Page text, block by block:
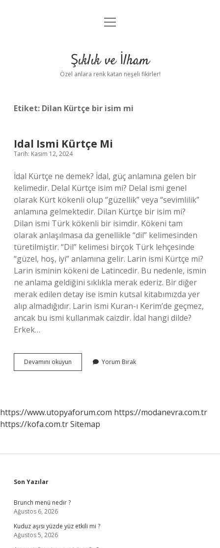
Anasayfa
Yasal Uyarı
menüyü
Şıklık ve İlham
Özel anlara renk katan neşeli fikirler!
Etiket: Dilan Kürtçe bir isim mi
Idal Ismi Kürtçe Mi
Tarih: Kasım 12, 2024
İdal Kürtçe ne demek? İdal, güç anlamına gelen bir
kelimedir. Delal Kürtçe isim mi? Delal ismi genel
olarak Kürt kökenli olup “güzellik” veya “sevimlilik”
anlamına gelmektedir. Dilan Kürtçe bir isim mi?
Dilan ismi Türk kökenli bir isimdir. Kökeni tam
olarak anlaşılmasa da genellikle “dil” kelimesinden
türetilmiştir. “Dil” kelimesi birçok Türk lehçesinde
“güzel, hoş, iyi” anlamına gelir. Larin ismi Kürtçe mi?
Larin isminin kökeni de Latincedir. Bu nedenle, ismin
ne anlama geldiğini sıklıkla merak ederiz. Bir diğer
merak edilen detay ise ismin kutsal kitabımızda yer
alıp almadığıdır. Larin ismi Kuran-ı Kerim’de geçmez,
ancak bu ismi kullanmak caizdir. İdal hangi dilde?
Erkek…
Devamını okuyun
Ismi
Yorum Bırak
https://www.utopyaforum.com https://modanevra.com.tr
https://kofa.com.trSitemap
Sidebar
Son Yazılar
Brunch menü nedir ?
Ağustos 6, 2026
Kuduz aşısı yüzde yüz etkili mi ?
Ağustos 5, 2026